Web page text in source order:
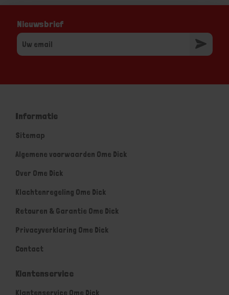
Nieuwsbrief
Informatie
Sitemap
Algemene voorwaarden Ome Dick
Over Ome Dick
Klachtenregeling Ome Dick
Retouren & Garantie Ome Dick
Privacyverklaring Ome Dick
Contact
Klantenservice
Klantenservice Ome Dick